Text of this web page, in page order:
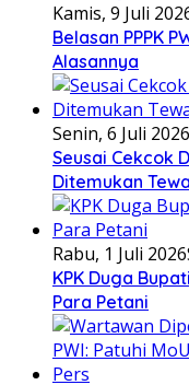
Kamis, 9 Juli
Belasan PPPK
Alasannya
Senin, 6 Juli 2026
Seusai Cekcok
Ditemukan
Rabu, 1 Juli 2026
KPK Duga
Para Petani